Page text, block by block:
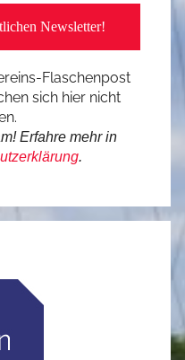
Flaschenpost
sich hier nicht
Erfahre mehr in
.